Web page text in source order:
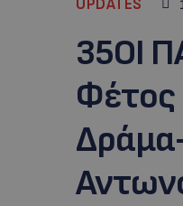
UPDATES
35ΟΙ
Φέτος